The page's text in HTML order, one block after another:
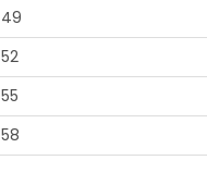
49
52
55
58